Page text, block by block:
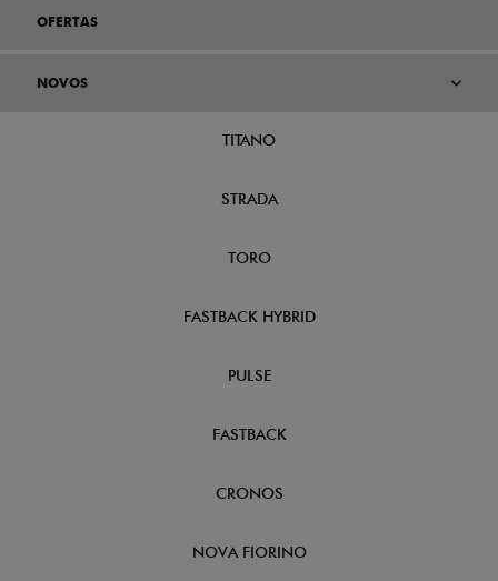
OFERTAS
NOVOS
TITANO
STRADA
TORO
FASTBACK HYBRID
PULSE
FASTBACK
CRONOS
NOVA FIORINO